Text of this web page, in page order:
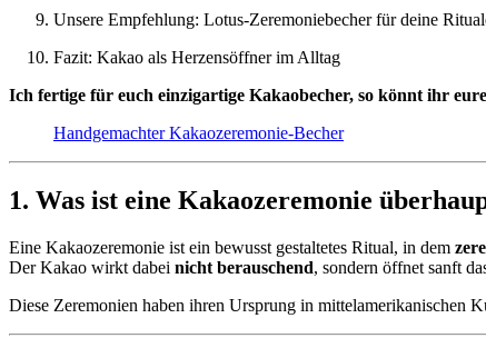
Unsere Empfehlung: Lotus-Zeremoniebecher für deine
Fazit: Kakao als Herzensöffner im Alltag
Ich fertige für euch einzigartige Kakaobecher, so könnt ihr
Handgemachter Kakaozeremonie-Becher
1. Was ist eine Kakaozeremonie
Eine Kakaozeremonie ist ein bewusst gestaltetes Ritual, in dem
Der Kakao wirkt dabei nicht berauschend, sondern öffnet sanft
Diese Zeremonien haben ihren Ursprung in mittelamerikanischen